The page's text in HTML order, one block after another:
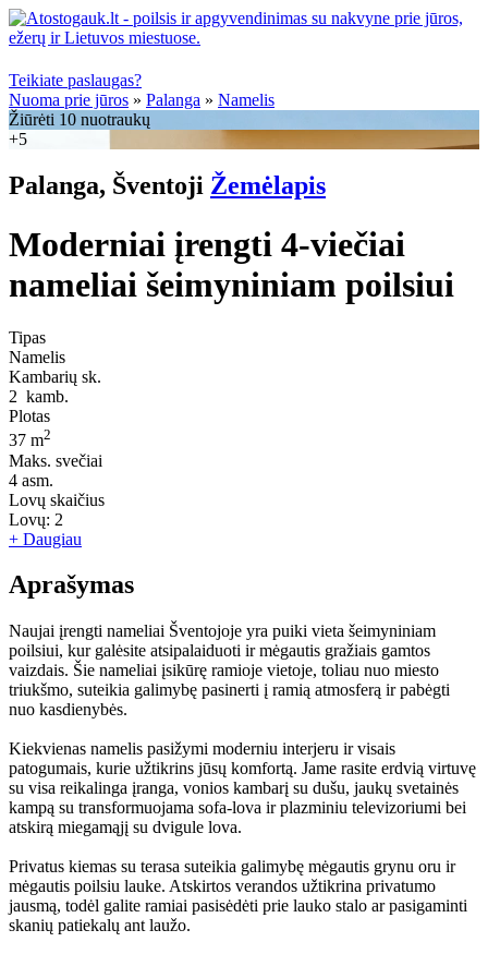
Teikiate paslaugas?
Nuoma prie jūros » Palanga » Namelis
Žiūrėti 10 nuotraukų
+5
Palanga, Šventoji Žemėlapis
Moderniai įrengti 4-viečiai
nameliai šeimyniniam poilsiui
Tipas
Namelis
Kambarių sk.
2 kamb.
Plotas
37 m2
Maks. svečiai
4 asm.
Lovų skaičius
Lovų: 2
+ Daugiau
Aprašymas
Naujai įrengti nameliai Šventojoje yra puiki vieta šeimyniniam
poilsiui, kur galėsite atsipalaiduoti ir mėgautis gražiais gamtos
vaizdais. Šie nameliai įsikūrę ramioje vietoje, toliau nuo miesto
triukšmo, suteikia galimybę pasinerti į ramią atmosferą ir pabėgti
nuo kasdienybės.
Kiekvienas namelis pasižymi moderniu interjeru ir visais
patogumais, kurie užtikrins jūsų komfortą. Jame rasite erdvią virtuvę
su visa reikalinga įranga, vonios kambarį su dušu, jaukų svetainės
kampą su transformuojama sofa-lova ir plazminiu televizoriumi bei
atskirą miegamąjį su dvigule lova.
Privatus kiemas su terasa suteikia galimybę mėgautis grynu oru ir
mėgautis poilsiu lauke. Atskirtos verandos užtikrina privatumo
jausmą, todėl galite ramiai pasisėdėti prie lauko stalo ar pasigaminti
skanių patiekalų ant laužo.